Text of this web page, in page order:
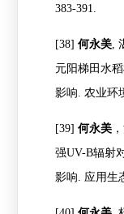
383-391.
[38] 何永美,
元阳梯田水
影响
农业环
[39] 何永美
强UV-B辐射
影响
应用生